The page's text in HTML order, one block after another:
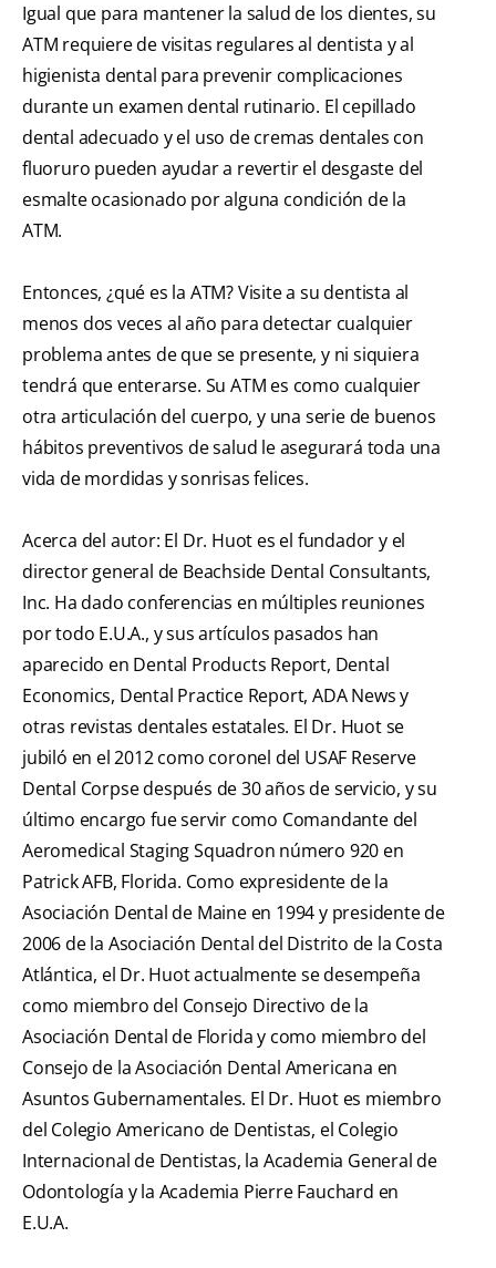
Igual que para mantener la salud de los dientes, su
ATM requiere de visitas regulares al dentista y al
higienista dental para prevenir complicaciones
durante un examen dental rutinario. El cepillado
dental adecuado y el uso de cremas dentales con
fluoruro pueden ayudar a revertir el desgaste del
esmalte ocasionado por alguna condición de la
ATM.
Entonces, ¿qué es la ATM? Visite a su dentista al
menos dos veces al año para detectar cualquier
problema antes de que se presente, y ni siquiera
tendrá que enterarse. Su ATM es como cualquier
otra articulación del cuerpo, y una serie de buenos
hábitos preventivos de salud le asegurará toda una
vida de mordidas y sonrisas felices.
Acerca del autor: El Dr. Huot es el fundador y el
director general de Beachside Dental Consultants,
Inc. Ha dado conferencias en múltiples reuniones
por todo E.U.A., y sus artículos pasados han
aparecido en Dental Products Report, Dental
Economics, Dental Practice Report, ADA News y
otras revistas dentales estatales. El Dr. Huot se
jubiló en el 2012 como coronel del USAF Reserve
Dental Corpse después de 30 años de servicio, y su
último encargo fue servir como Comandante del
Aeromedical Staging Squadron número 920 en
Patrick AFB, Florida. Como expresidente de la
Asociación Dental de Maine en 1994 y presidente de
2006 de la Asociación Dental del Distrito de la Costa
Atlántica, el Dr. Huot actualmente se desempeña
como miembro del Consejo Directivo de la
Asociación Dental de Florida y como miembro del
Consejo de la Asociación Dental Americana en
Asuntos Gubernamentales. El Dr. Huot es miembro
del Colegio Americano de Dentistas, el Colegio
Internacional de Dentistas, la Academia General de
Odontología y la Academia Pierre Fauchard en
E.U.A.